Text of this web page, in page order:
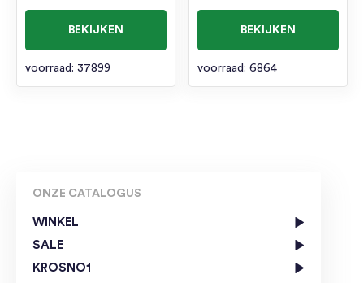
ONZE CATALOGUS
WINKEL
SALE
KROSNO1
BEKIJKEN
voorraad: 37899
BEKIJKEN
voorraad: 6864